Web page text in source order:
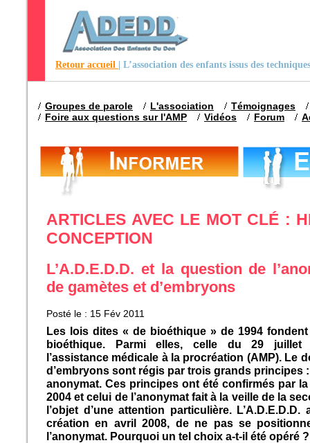
Retour accueil | L’association des enfants issus des
Groupes de parole L'association
Témoignages
Foire aux questions sur l'AMP
Vidéos Forum
ARTICLES AVEC LE MOT CLÉ :
CONCEPTION
L’A.D.E.D.D. et la question de
de gamètes et d’embryons
Posté le : 15 Fév 2011
Les lois dites « de bioéthique » de 1994
bioéthique. Parmi elles, celle du 29 juillet
l’assistance médicale à la procréation (AMP). Le
d’embryons sont régis par trois grands principes
anonymat. Ces principes ont été confirmés par
2004 et celui de l’anonymat fait à la veille de la
l’objet d’une attention particulière.
création en avril 2008, de ne pas se
l’anonymat. Pourquoi un tel choix a-t-il été opéré ?